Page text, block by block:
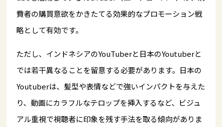
費者の購買意欲をかきたてる効果的なプロモーション戦
略として有効です。
ただし、インドネシアのYouTuberと日本のYoutuberと
では若干異なることを留意する必要があります。日本の
Youtuberは、髪型や表情などで強いインパクトを与えた
り、動画にカラフルなテロップを挿入するなど、ビジュ
アル重視で視聴者に印象を残す手法を取る傾向がありま